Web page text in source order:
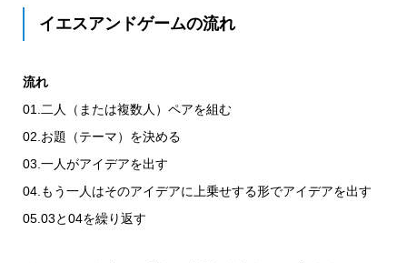
イエスアンドゲームの流れ
流れ
01.二人（または複数人）ペアを組む
02.お題（テーマ）を決める
03.一人がアイデアを出す
04.もう一人はそのアイデアに上乗せする形でアイデアを出す
05.03と04を繰り返す